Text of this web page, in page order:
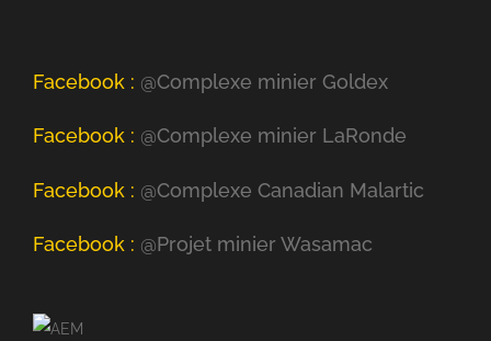
Facebook : @Complexe minier Goldex
Facebook : @Complexe minier LaRonde
Facebook : @Complexe Canadian Malartic
Facebook : @Projet minier Wasamac